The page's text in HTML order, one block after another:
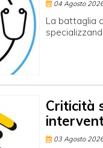
04 Agosto
La battaglia
Criticità
03 Agosto